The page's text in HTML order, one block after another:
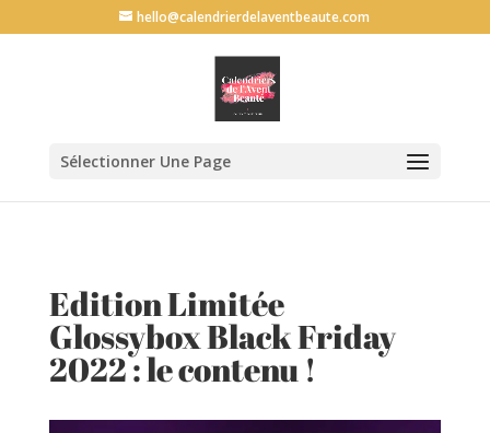
hello@calendrierdelaventbeaute.com
Sélectionner Une Page
Edition Limitée
Glossybox Black Friday
2022 : le contenu !